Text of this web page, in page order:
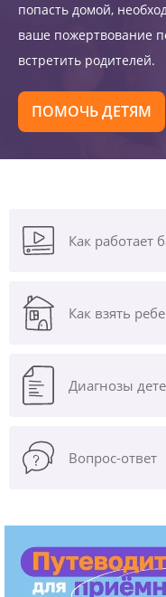
попасть домой,
ваше пожертвование
встретить родителей.
ПОМОЧЬ ДЕТЯМ
Как работает
Как взять
Диагнозы
Вопрос-ответ